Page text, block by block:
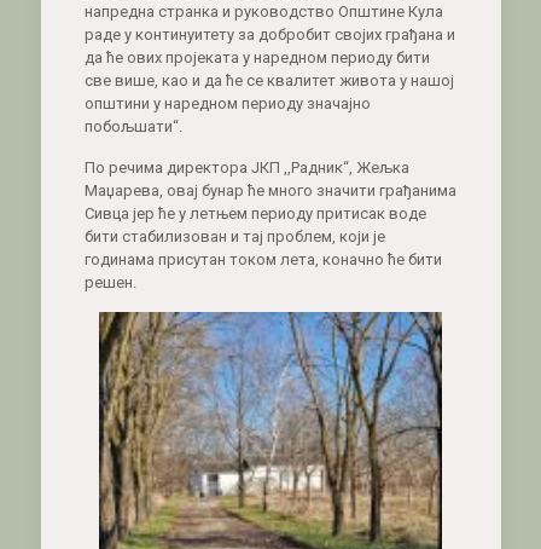
напредна странка и руководство Општине Кула
раде у континуитету за добробит својих грађана и
да ће ових пројеката у наредном периоду бити
све више, као и да ће се квалитет живота у нашој
општини у наредном периоду значајно
побољшати“.
По речима директора ЈКП ,,Радник“, Жељка
Маџарева, овај бунар ће много значити грађанима
Сивца јер ће у летњем периоду притисак воде
бити стабилизован и тај проблем, који је
годинама присутан током лета, коначно ће бити
решен.